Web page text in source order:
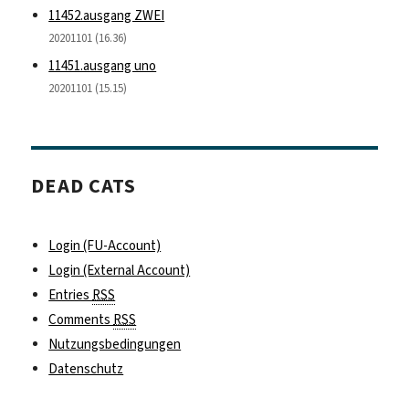
11452.ausgang ZWEI
20201101 (16.36)
11451.ausgang uno
20201101 (15.15)
DEAD CATS
Login (FU-Account)
Login (External Account)
EntriesRSS
CommentsRSS
Nutzungsbedingungen
Datenschutz